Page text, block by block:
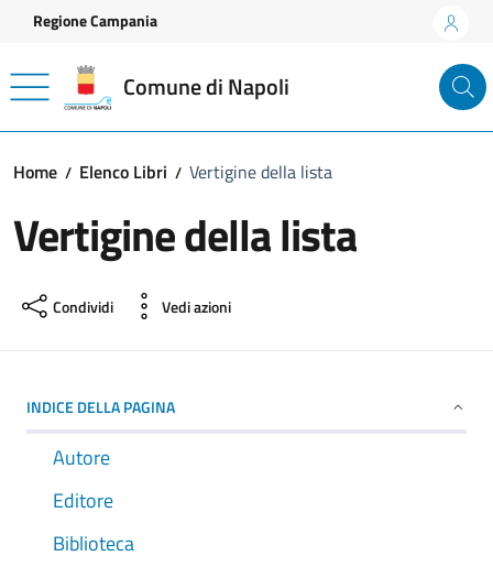
Vai ai contenuti
Vai al footer
Regione Campania
Comune di Napoli
Home Elenco Libri Vertigine della lista
Vertigine della lista
Condividi Vedi azioni
INDICE DELLA PAGINA
Autore
Editore
Biblioteca